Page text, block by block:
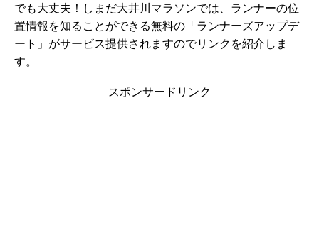
でも大丈夫！しまだ大井川マラソンでは、ランナーの位
置情報を知ることができる無料の「ランナーズアップデ
ート」がサービス提供されますのでリンクを紹介しま
す。
スポンサードリンク